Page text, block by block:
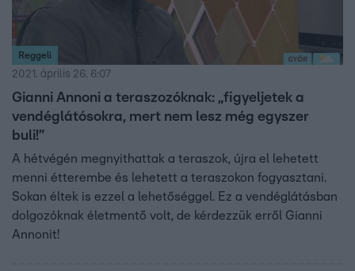
Reggeli
2021. április 26. 6:07
Gianni Annoni a teraszozóknak: „figyeljetek a
vendéglátósokra, mert nem lesz még egyszer
buli!”
A hétvégén megnyithattak a teraszok, újra el lehetett
menni étterembe és lehetett a teraszokon fogyasztani.
Sokan éltek is ezzel a lehetőséggel. Ez a vendéglátásban
dolgozóknak életmentő volt, de kérdezzük erről Gianni
Annonit!